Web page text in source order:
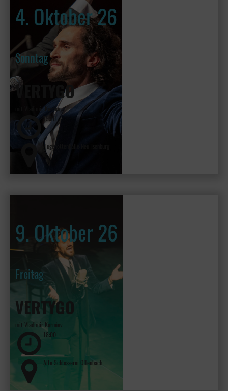
4. Oktober 26
Sonntag
VERTYGO
mit Vladimir Kornéev
19:30
Hugenottenhalle Neu-Isenburg
9. Oktober 26
Freitag
VERTYGO
mit Vladimir Kornéev
18:00
Alte Schlosserei Offenbach